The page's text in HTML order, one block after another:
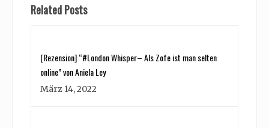
Related Posts
[Rezension] “#London Whisper– Als Zofe ist man selten
online” von Aniela Ley
März 14, 2022